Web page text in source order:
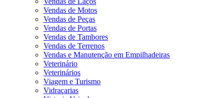
Vendas de Motos
Vendas de Peças
Vendas de Portas
Vendas de Tambores
Vendas de Terrenos
Vendas e Manutenção em Empilhadeiras
Veterinário
Veterinários
Viagem e Turismo
Vidraçarias